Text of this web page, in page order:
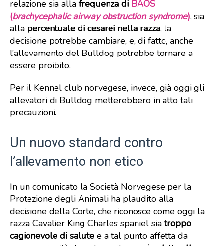
relazione sia alla frequenza di BAOS
(brachycephalic airway obstruction syndrome), sia
alla percentuale di cesarei nella razza, la
decisione potrebbe cambiare, e, di fatto, anche
l’allevamento del Bulldog potrebbe tornare a
essere proibito.
Per il Kennel club norvegese, invece, già oggi gli
allevatori di Bulldog metterebbero in atto tali
precauzioni.
Un nuovo standard contro
l’allevamento non etico
In un comunicato la Società Norvegese per la
Protezione degli Animali ha plaudito alla
decisione della Corte, che riconosce come oggi la
razza Cavalier King Charles spaniel sia troppo
cagionevole di salute e a tal punto affetta da